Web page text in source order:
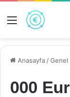
Menü
Anasayfa /Genel
000